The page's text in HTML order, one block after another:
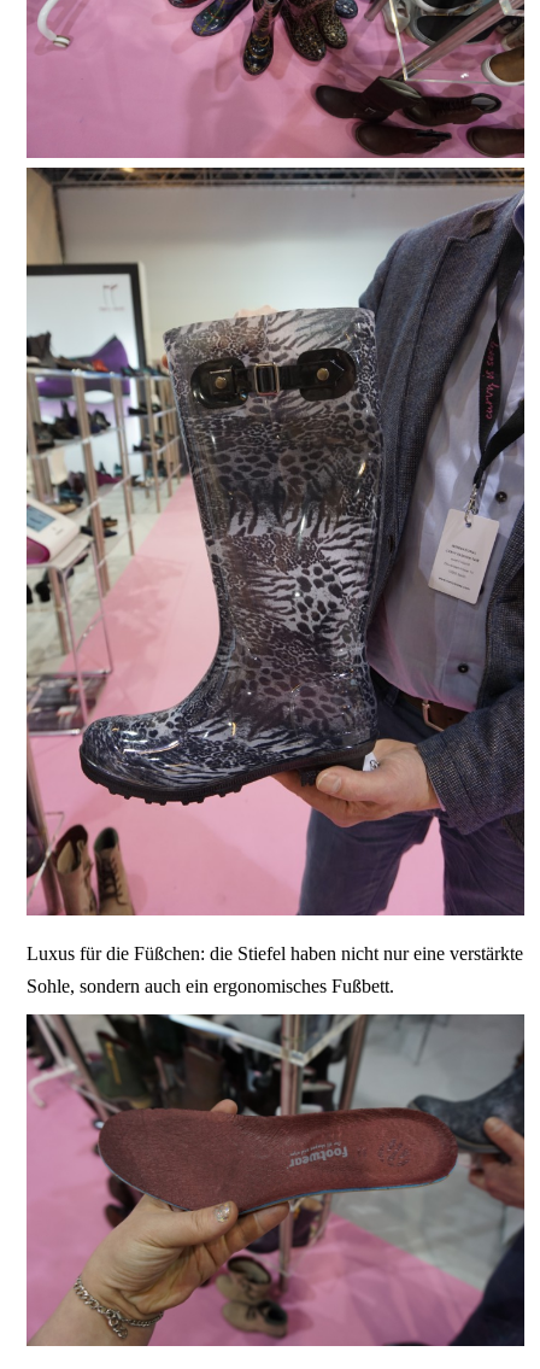
Luxus für die Füßchen: die Stiefel haben nicht nur eine verstärkte
Sohle, sondern auch ein ergonomisches Fußbett.